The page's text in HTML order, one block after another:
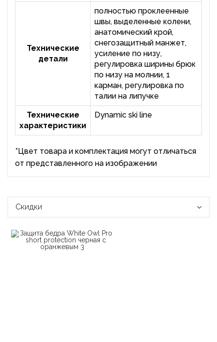
Технические
детали
полностью проклеенные
швы, выделенные колени,
анатомический крой,
снегозащитный манжет,
усиление по низу,
регулировка ширины брюк
по низу на молнии, 1
карман, регулировка по
талии на липучке
Технические
характеристики
Dynamic ski line
*Цвет товара и комплектация могут отличаться
от представленного на изображении
Скидки